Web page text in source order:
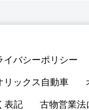
イバシーポリシー
リックス自動車
表記 古物営業法